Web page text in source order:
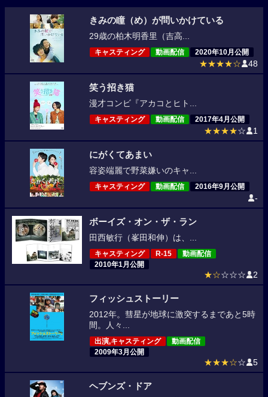
きみの瞳（め）が問いかけている
29歳の柏木明香里（吉高...
キャスティング 動画配信 2020年10月公開
★★★★☆ 48
笑う招き猫
漫才コンビ『アカコとヒト...
キャスティング 動画配信 2017年4月公開
★★★★☆ 1
にがくてあまい
容姿端麗で野菜嫌いのキャ...
キャスティング 動画配信 2016年9月公開
-
ボーイズ・オン・ザ・ラン
田西敏行（峯田和伸）は、...
キャスティング R-15
動画配信
2010年1月公開
★☆☆☆☆ 2
フィッシュストーリー
2012年。彗星が地球に激突するまであと5時
間。人々...
出演,キャスティング
動画配信
2009年3月公開
★★★☆☆ 5
ヘブンズ・ドア